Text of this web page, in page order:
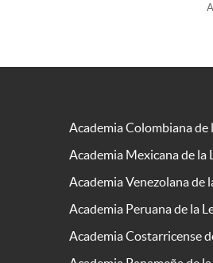
Academia Colombiana de
Academia Mexicana de la
Academia Venezolana de
Academia Peruana de la
Academia Costarricense